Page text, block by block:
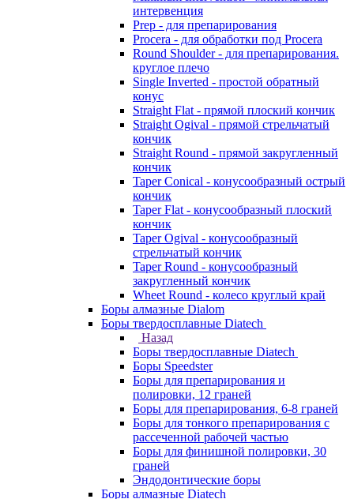
интервенция
Prep - для препарирования
Procera - для обработки под Procera
Round Shoulder - для препарирования.
круглое плечо
Single Inverted - простой обратный
конус
Straight Flat - прямой плоский кончик
Straight Ogival - прямой стрельчатый
кончик
Straight Round - прямой закругленный
кончик
Taper Conical - конусообразный острый
кончик
Taper Flat - конусообразный плоский
кончик
Taper Ogival - конусообразный
стрельчатый кончик
Taper Round - конусообразный
закругленный кончик
Wheet Round - колесо круглый край
Боры алмазные Dialom
Боры твердосплавные Diatech
Назад
Боры твердосплавные Diatech
Боры Speedster
Боры для препарирования и
полировки, 12 граней
Боры для препарирования, 6-8 граней
Боры для тонкого препарирования с
рассеченной рабочей частью
Боры для финишной полировки, 30
граней
Эндодонтические боры
Боры алмазные Diatech